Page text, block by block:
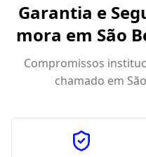
Garantia e
mora em São
Compromissos
chamado em